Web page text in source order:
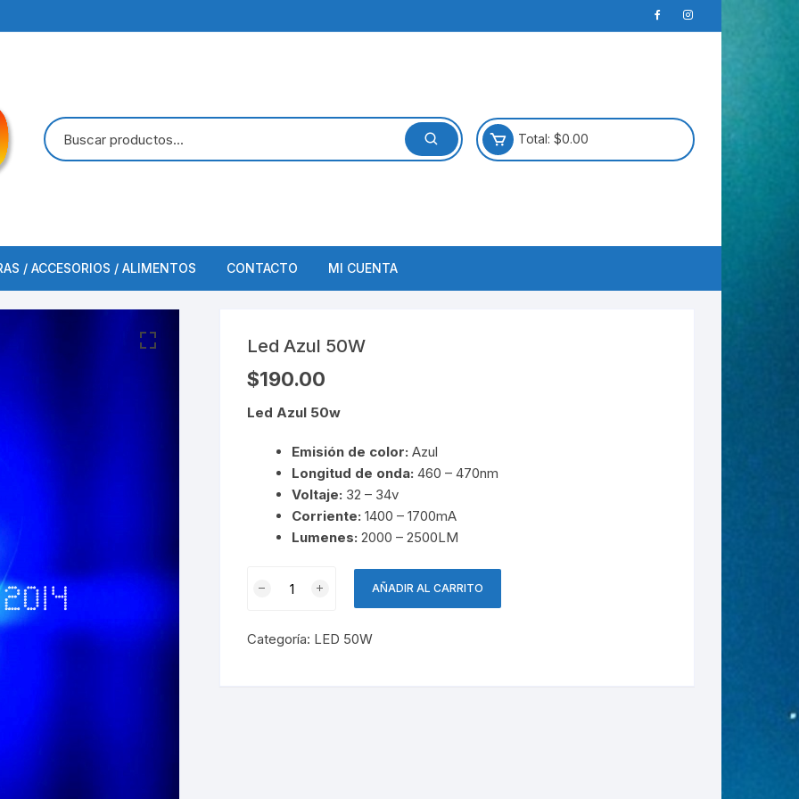
Total: $0.00
FINALIZAR COMPRA
/ ACCESORIOS / ALIMENTOS CONTACTO MI CUENTA
Led Azul 50W
$190.00
Led Azul 50w
Emisión de color: Azul
Longitud de onda: 460 – 470nm
Voltaje: 32 – 34v
Corriente:1400 – 1700mA
Lumenes:2000 – 2500LM
cantidad
AÑADIR AL CARRITO
Categoría: LED 50W